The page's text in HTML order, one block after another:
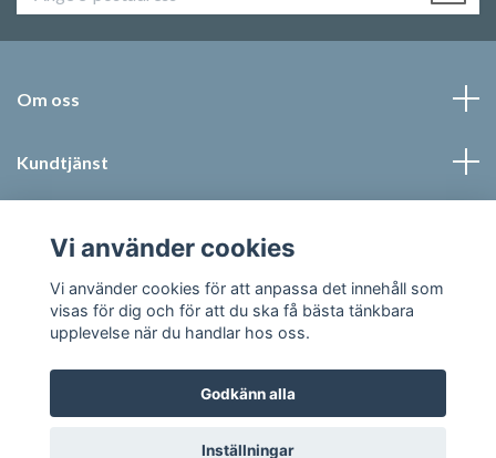
Om oss
Kundtjänst
Sociala medier
© 2026 Jonic Textil AB
Vi använder cookies
Vi använder cookies för att anpassa det innehåll som
visas för dig och för att du ska få bästa tänkbara
upplevelse när du handlar hos oss.
Godkänn alla
Inställningar